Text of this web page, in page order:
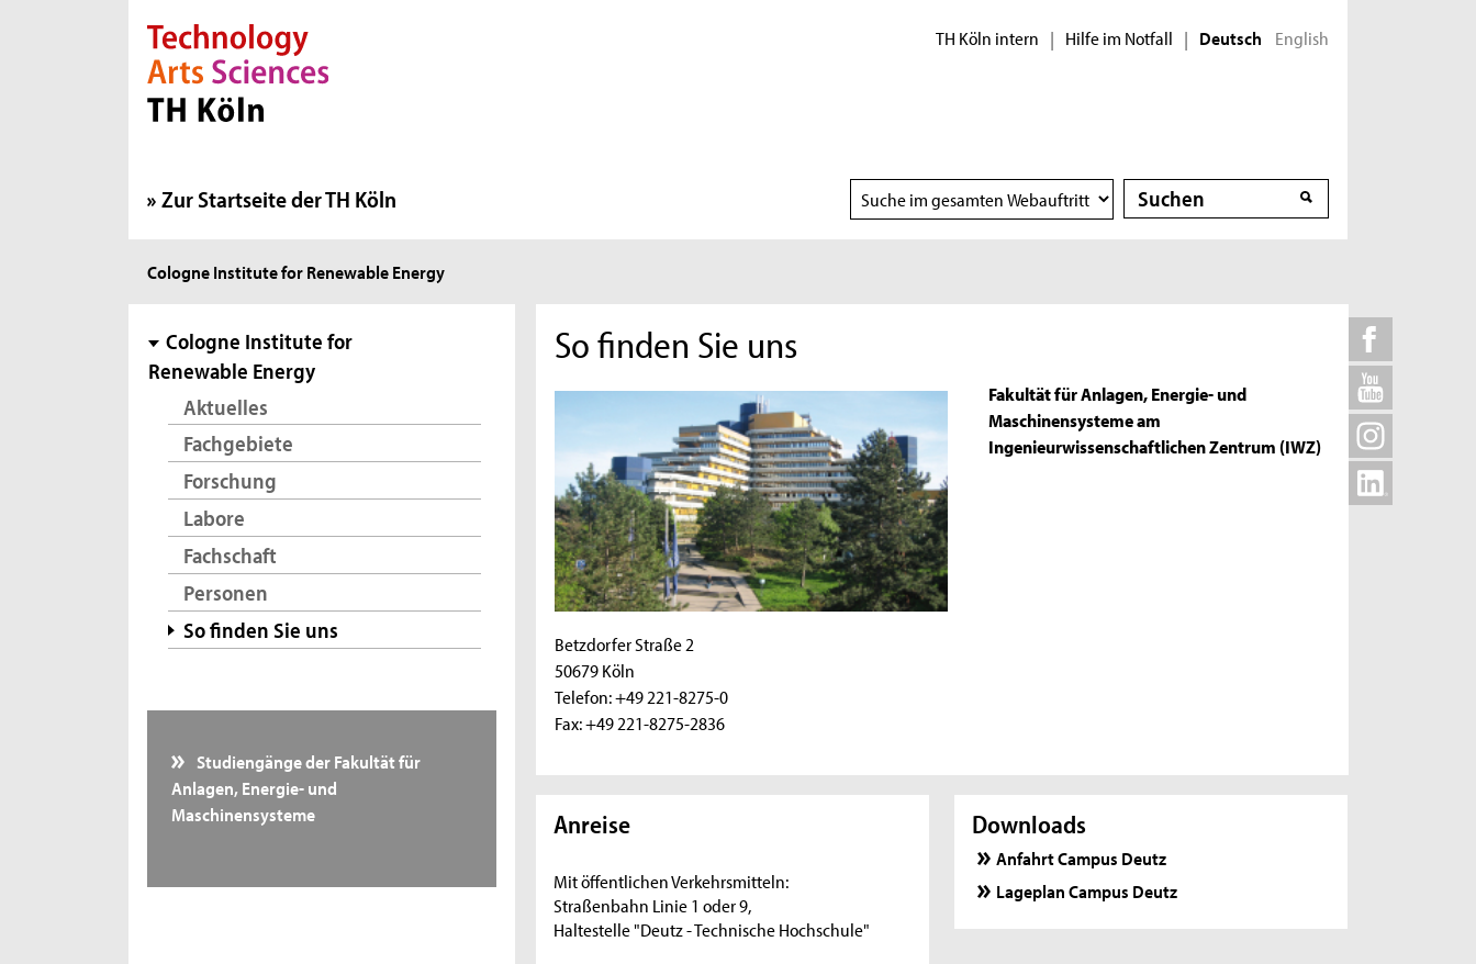
Direkt zur Hauptnavigation
Direkt zur Subnavigation
Direkt zum Inhalt
Direkt zum Fußbereich TH Köln intern | Hilfe im Notfall | Deutsch English
Zur Startseite der TH Köln
Suchbereich
wählen
Suche
Suche
Sie
Cologne Institute for Renewable Energy
Subnavigation
Cologne Institute for
Renewable Energy
Aktuelles
Fachgebiete
Forschung
Labore
Fachschaft
Personen
So finden Sie uns
Studiengänge der Fakultät für
Anlagen, Energie- und
Maschinensysteme
So finden Sie uns
Fakultät für Anlagen, Energie- und
Maschinensysteme am
Ingenieurwissenschaftlichen Zentrum (IWZ)
Betzdorfer Straße 2
50679 Köln
Telefon: +49 221-8275-0
Fax: +49 221-8275-2836
Anreise
Mit öffentlichen Verkehrsmitteln:
Straßenbahn Linie 1 oder 9,
Haltestelle "Deutz - Technische Hochschule"
Downloads
Anfahrt Campus Deutz
Lageplan Campus Deutz